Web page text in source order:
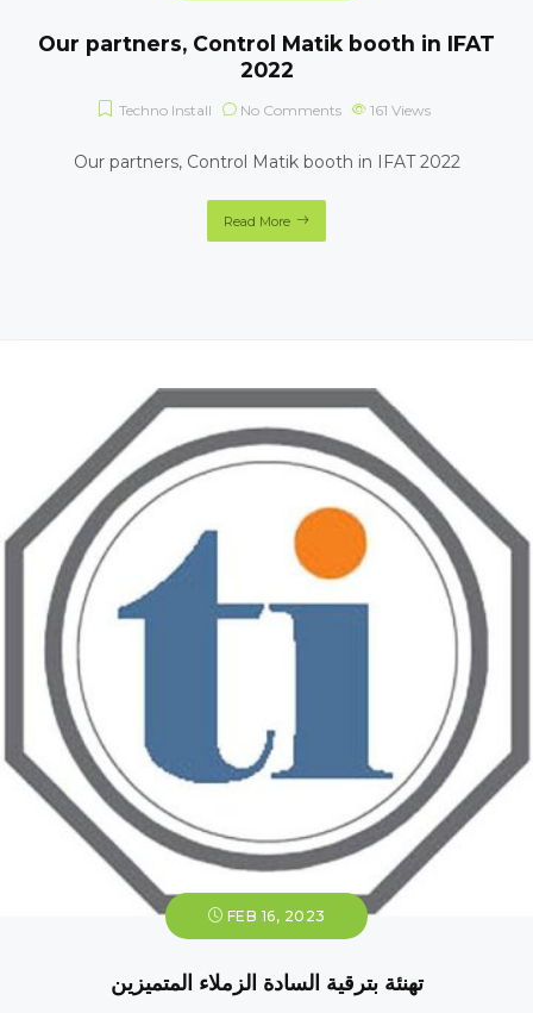
Our partners, Control Matik booth in IFAT
2022
Techno Install No Comments 161 Views
Our partners, Control Matik booth in IFAT 2022
Read More
FEB 16, 2023
تهنئة بترقية السادة الزملاء المتميزين